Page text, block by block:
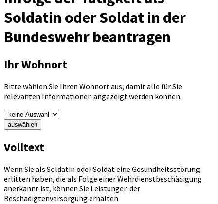
Soldatin oder Soldat in der
Bundeswehr beantragen
Ihr Wohnort
Bitte wählen Sie Ihren Wohnort aus, damit alle für Sie
relevanten Informationen angezeigt werden können.
auswählen
Volltext
Wenn Sie als Soldatin oder Soldat eine Gesundheitsstörung
erlitten haben, die als Folge einer Wehrdienstbeschädigung
anerkannt ist, können Sie Leistungen der
Beschädigtenversorgung erhalten.